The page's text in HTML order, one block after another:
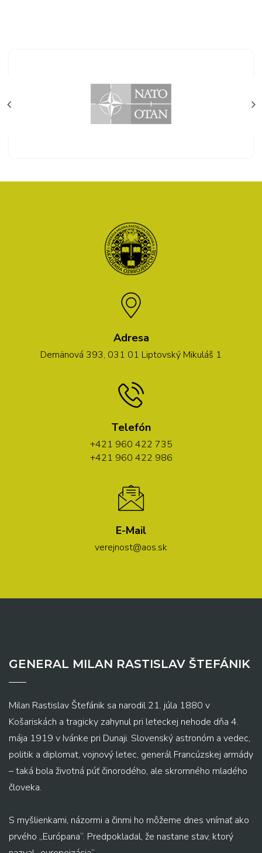
Adresa
Demänová 393, 031 01 Liptovský Mikuláš 1
Telefón
+421 960 422 735
+421 960 422 986
E-Mail
verejnost@aos.sk
GENERAL MILAN RASTISLAV ŠTEFÁNIK
Milan Rastislav Štefánik sa narodil 21. júla 1880 v
Košariskách a tragicky zahynul pri leteckej nehode dňa 4.
mája 1919 v Ivánke pri Dunaji. Slovenský astronóm a vedec,
politik a diplomat, vojnový letec, generál Francúzskej armády
– taká bola životná púť činorodého, ale skromného mladého
človeka.
S myšlienkami, názormi a činmi ho môžeme dnes vnímať ako
prvého „Európana“. Predpokladal, že nastane stav, ktorý